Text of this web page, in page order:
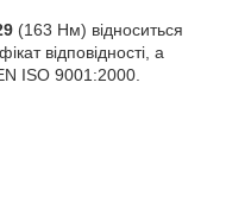
(163 Нм) відноситься
відповідності, а
ISO 9001:2000.